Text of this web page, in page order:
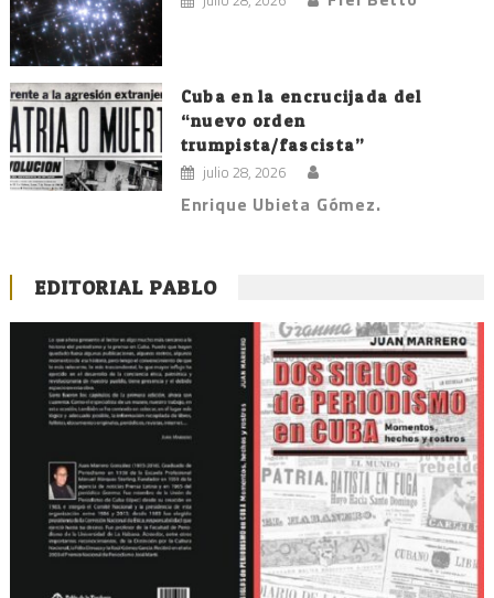
Cuba en la encrucijada del
“nuevo orden
trumpista/fascista”
julio 28, 2026
Enrique Ubieta Gómez.
EDITORIAL PABLO